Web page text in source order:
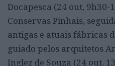
Docapesca (24 out, 9h30-
Conservas Pinhais,
antigas e atuais fábricas
guiado pelos arquitetos
Inglez de Souza (24 out,